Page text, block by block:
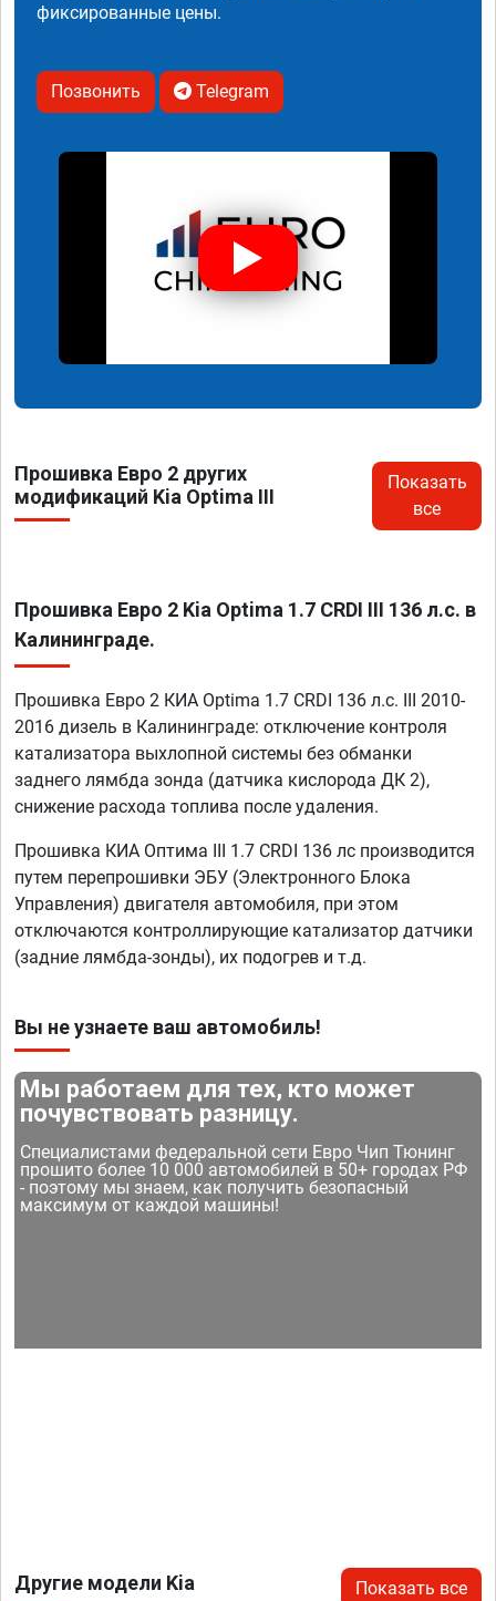
фиксированные цены.
Позвонить Telegram
Прошивка Евро 2 других
модификаций Kia Optima III
Показать
все
Прошивка Евро 2 Kia Optima 1.7 CRDI III 136 л.с. в
Калининграде.
Прошивка Евро 2 КИА Optima 1.7 CRDI 136 л.с. III 2010-
2016 дизель в Калининграде: отключение контроля
катализатора выхлопной системы без обманки
заднего лямбда зонда (датчика кислорода ДК 2),
снижение расхода топлива после удаления.
Прошивка КИА Оптима III 1.7 CRDI 136 лс производится
путем перепрошивки ЭБУ (Электронного Блока
Управления) двигателя автомобиля, при этом
отключаются контроллирующие катализатор датчики
(задние лямбда-зонды), их подогрев и т.д.
Вы не узнаете ваш автомобиль!
Мы работаем для тех, кто может
почувствовать разницу.
Специалистами федеральной сети Евро Чип Тюнинг
прошито более 10 000 автомобилей в 50+ городах РФ
- поэтому мы знаем, как получить безопасный
максимум от каждой машины!
Другие модели Kia Показать все